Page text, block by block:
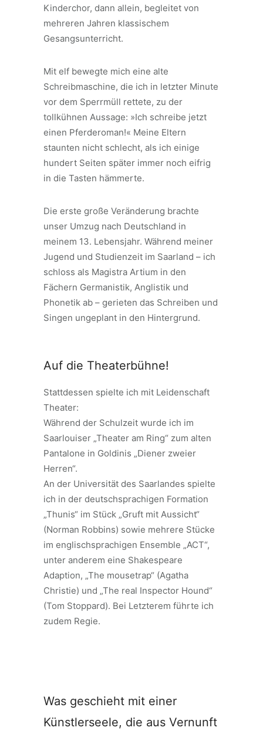
Kinderchor, dann allein, begleitet von
mehreren Jahren klassischem
Gesangsunterricht.
Mit elf bewegte mich eine alte
Schreibmaschine, die ich in letzter Minute
vor dem Sperrmüll rettete, zu der
tollkühnen Aussage: »Ich schreibe jetzt
einen Pferderoman!« Meine Eltern
staunten nicht schlecht, als ich einige
hundert Seiten später immer noch eifrig
in die Tasten hämmerte.
Die erste große Veränderung brachte
unser Umzug nach Deutschland in
meinem 13. Lebensjahr. Während meiner
Jugend und Studienzeit im Saarland – ich
schloss als Magistra Artium in den
Fächern Germanistik, Anglistik und
Phonetik ab – gerieten das Schreiben und
Singen ungeplant in den Hintergrund.
Auf die Theaterbühne!
Stattdessen spielte ich mit Leidenschaft
Theater:
Während der Schulzeit wurde ich im
Saarlouiser „Theater am Ring“ zum alten
Pantalone in Goldinis „Diener zweier
Herren“.
An der Universität des Saarlandes spielte
ich in der deutschsprachigen Formation
„Thunis“ im Stück „Gruft mit Aussicht“
(Norman Robbins) sowie mehrere Stücke
im englischsprachigen Ensemble „ACT“,
unter anderem eine Shakespeare
Adaption, „The mousetrap“ (Agatha
Christie) und „The real Inspector Hound“
(Tom Stoppard). Bei Letzterem führte ich
zudem Regie.
Was geschieht mit einer
Künstlerseele, die aus Vernunft